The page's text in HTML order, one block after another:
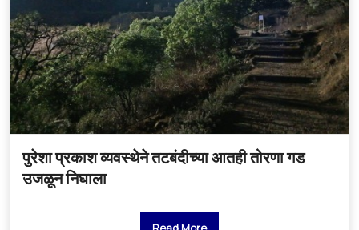
पुरेशा प्रकाश व्यवस्थेने तटबंदीच्या आतही तोरणा गड
उजळून निघाला